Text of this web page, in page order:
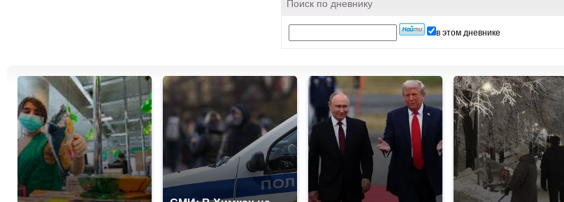
Поиск по дневнику
в этом дневнике